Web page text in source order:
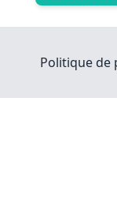
Politique de